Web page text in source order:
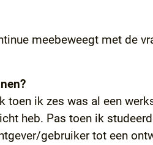
meebeweegt met de
ik zes was al een
heb. Pas toen ik
gebruiker tot een